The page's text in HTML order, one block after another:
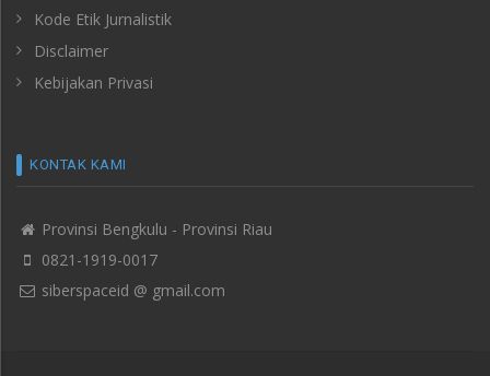
Kode Etik Jurnalistik
Disclaimer
Kebijakan Privasi
KONTAK KAMI
Provinsi Bengkulu - Provinsi Riau
0821-1919-0017
siberspaceid @ gmail.com